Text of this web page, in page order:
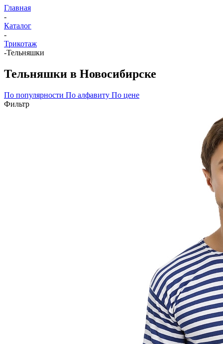
Главная
-
Каталог
-
Трикотаж
-Тельняшки
Тельняшки в Новосибирске
По популярности По алфавиту По цене
Фильтр